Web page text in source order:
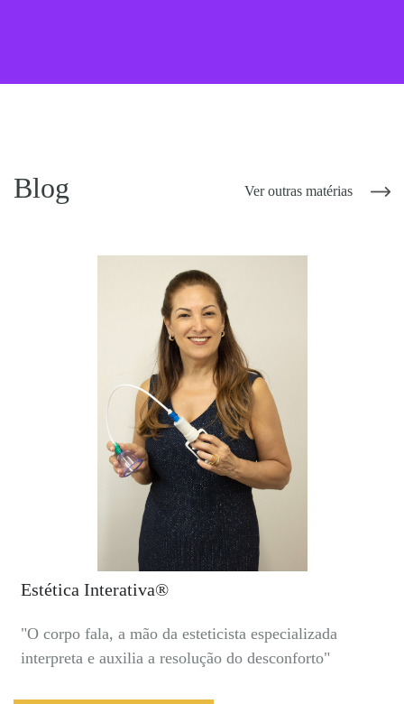
Blog Ver outras matérias
Estética Interativa®
"O corpo fala, a mão da esteticista especializada
interpreta e auxilia a resolução do desconforto"